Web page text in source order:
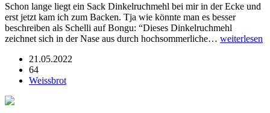
Schon lange liegt ein Sack Dinkelruchmehl bei mir in der Ecke und
erst jetzt kam ich zum Backen. Tja wie könnte man es besser
beschreiben als Schelli auf Bongu: “Dieses Dinkelruchmehl
zeichnet sich in der Nase aus durch hochsommerliche… weiterlesen
21.05.2022
64
Weissbrot